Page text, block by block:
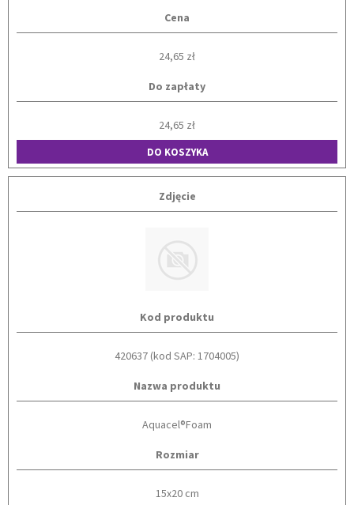
Cena
24,65 zł
Do zapłaty
24,65 zł
DO KOSZYKA
Zdjęcie
Kod produktu
420637 (kod SAP: 1704005)
Nazwa produktu
Aquacel®Foam
Rozmiar
15x20 cm